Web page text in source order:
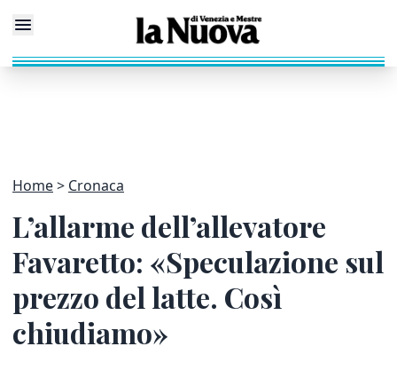
Home Cronaca
L’allarme dell’allevatore
Favaretto: «Speculazione sul
prezzo del latte. Così
chiudiamo»